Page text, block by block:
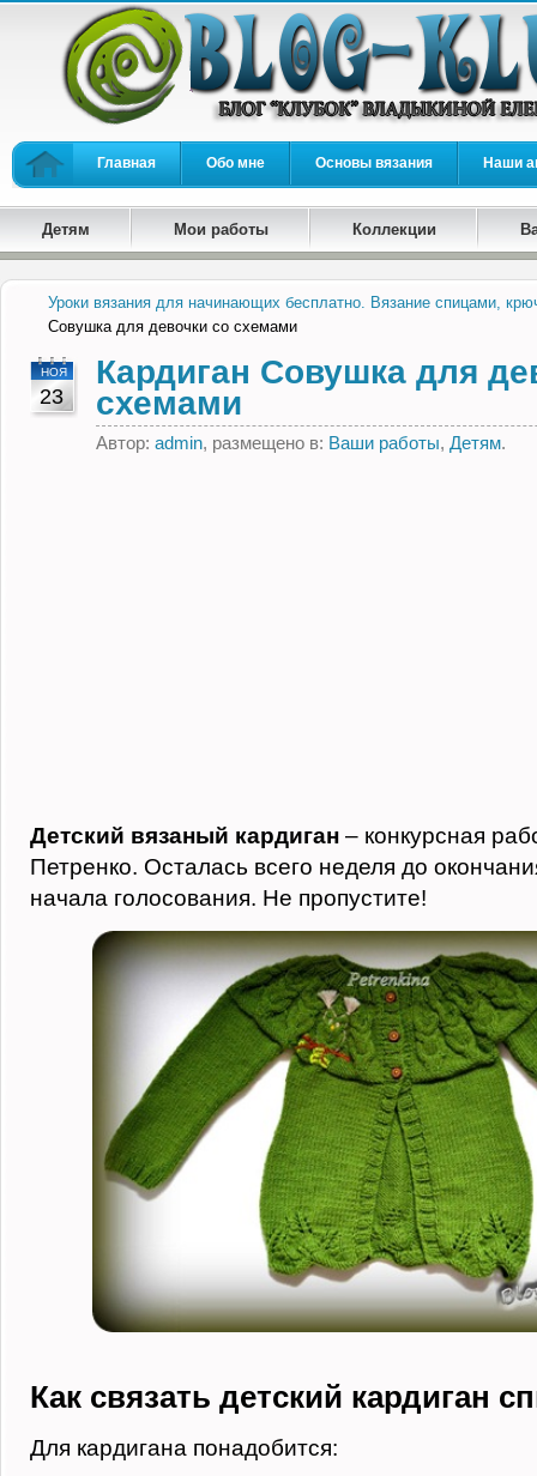
Главная Обо мне Основы вязания Наши
Детям Мои работы Коллекции
Уроки вязания для начинающих бесплатно. Вязание спицами,
Совушка для девочки со схемами
НОЯ
23
Кардиган Совушка для
схемами
Автор: admin, размещено в: Ваши работы, Детям.
Детский вязаный кардиган – конкурсная
Петренко. Осталась всего неделя до
начала голосования. Не пропустите!
Как связать детский кардиган
Для кардигана понадобится: